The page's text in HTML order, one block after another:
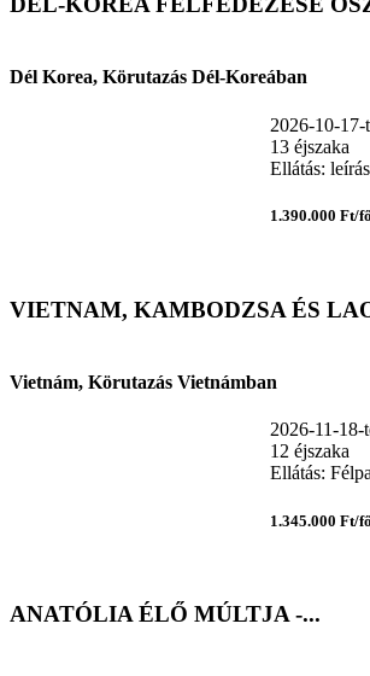
Dél Korea, Körutazás Dél-Koreában
2026-10-17-
13 éjszaka
Ellátás:
1.390.000 Ft/
VIETNAM, KAMBODZSA ÉS
Vietnám, Körutazás Vietnámban
2026-11-18-
12 éjszaka
Ellátás:
1.345.000 Ft/
ANATÓLIA ÉLŐ MÚLTJA -...